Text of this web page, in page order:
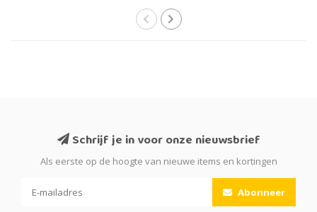
Schrijf je in voor onze nieuwsbrief
Als eerste op de hoogte van nieuwe items en kortingen
Abonneer